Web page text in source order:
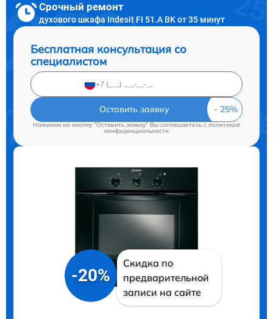
Срочный ремонт
духового шкафа Indesit FI 51.A BK от 35 минут
Бесплатная консультация со
специалистом
Оставить заявку
Нажимая на кнопку "Оставить заявку" Вы соглашаетесь cполитикой
конфиденциальности
-20%
Скидка по
предварительной
записи на сайте